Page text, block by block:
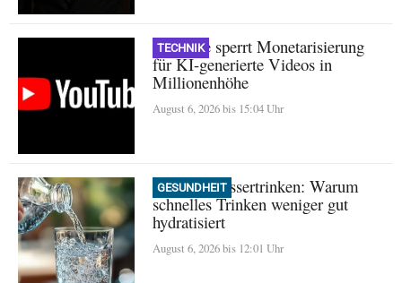
TECHNIK
YouTube sperrt Monetarisierung
für KI-generierte Videos in
Millionenhöhe
August 6, 2026 bis 15:04 Uhr
GESUNDHEIT
Mythos Wassertrinken: Warum
schnelles Trinken weniger gut
hydratisiert
August 6, 2026 bis 12:01 Uhr